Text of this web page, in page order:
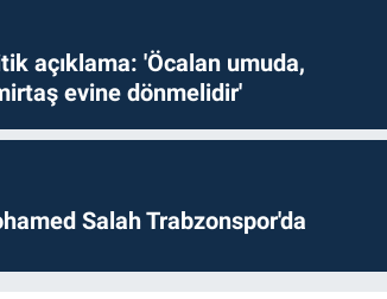
açıklama: 'Öcalan umuda,
evine dönmelidir'
Salah Trabzonspor'da